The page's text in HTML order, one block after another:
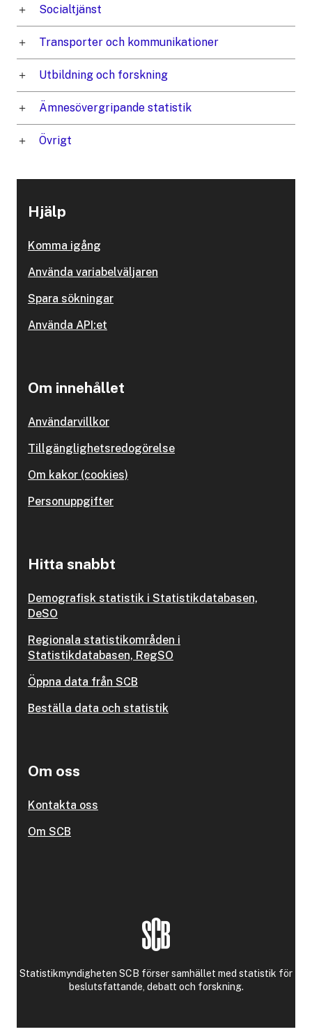
Socialtjänst
Transporter och kommunikationer
Utbildning och forskning
Ämnesövergripande statistik
Övrigt
Hjälp
Komma igång
Använda variabelväljaren
Spara sökningar
Använda API:et
Om innehållet
Användarvillkor
Tillgänglighetsredogörelse
Om kakor (cookies)
Personuppgifter
Hitta snabbt
Demografisk statistik i Statistikdatabasen,
DeSO
Regionala statistikområden i
Statistikdatabasen, RegSO
Öppna data från SCB
Beställa data och statistik
Om oss
Kontakta oss
Om SCB
Statistikmyndigheten SCB förser samhället med statistik för
beslutsfattande, debatt och forskning.